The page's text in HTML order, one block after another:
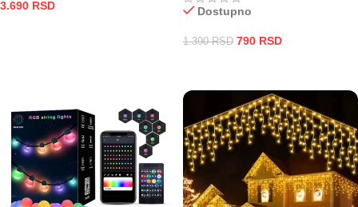
3.690 RSD Dostupno
1.390RSD 790 RSD